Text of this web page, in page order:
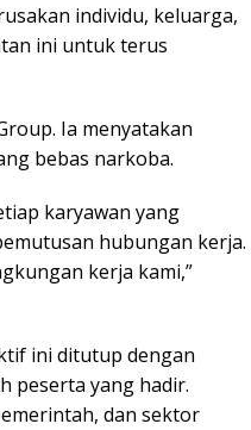
individu, keluarga,
ini untuk terus
Ia menyatakan
bebas narkoba.
karyawan yang
hubungan kerja.
kerja kami,”
ini ditutup dengan
peserta yang hadir.
dan sektor